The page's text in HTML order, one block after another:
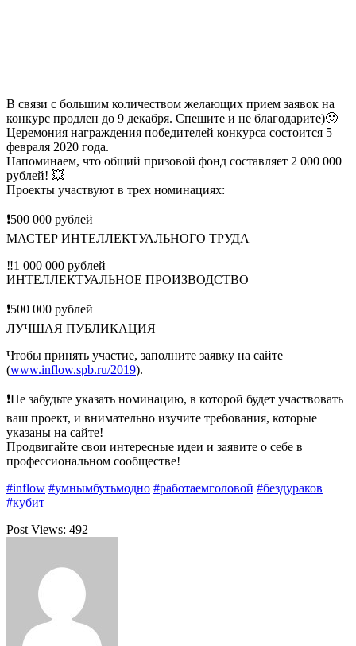
В связи с большим количеством желающих прием заявок на
конкурс продлен до 9 декабря. Спешите и не благодарите)🙂
Церемония награждения победителей конкурса состоится 5
февраля 2020 года.
Напоминаем, что общий призовой фонд составляет 2 000 000
рублей! 💥
Проекты участвуют в трех номинациях:
❗️500 000 рублей
МАСТЕР ИНТЕЛЛЕКТУАЛЬНОГО ТРУДА
‼️1 000 000 рублей
ИНТЕЛЛЕКТУАЛЬНОЕ ПРОИЗВОДСТВО
❗️500 000 рублей
ЛУЧШАЯ ПУБЛИКАЦИЯ
Чтобы принять участие, заполните заявку на сайте
(www.inflow.spb.ru/2019).
❗Не забудьте указать номинацию, в которой будет участвовать
ваш проект, и внимательно изучите требования, которые
указаны на сайте!
Продвигайте свои интересные идеи и заявите о себе в
профессиональном сообществе!
#inflow #умнымбутьмодно #работаемголовой #бездураков
#кубит
Post Views: 492